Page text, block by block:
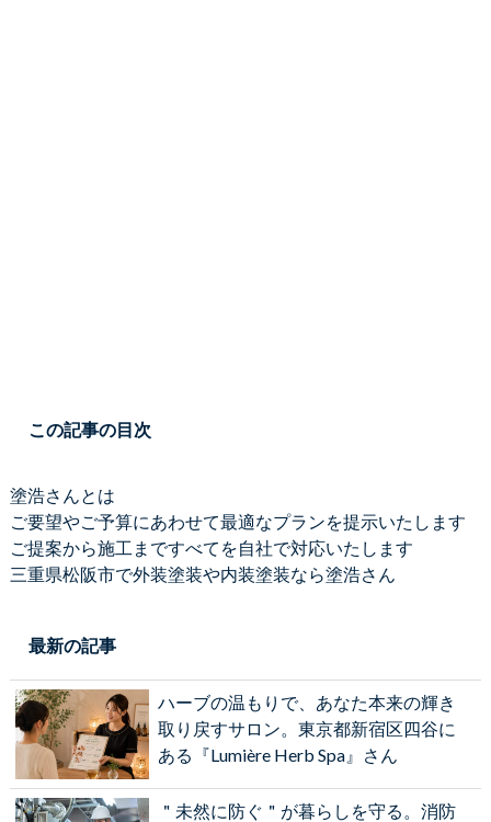
この記事の目次
塗浩さんとは
ご要望やご予算にあわせて最適なプランを提示いたします
ご提案から施工まですべてを自社で対応いたします
三重県松阪市で外装塗装や内装塗装なら塗浩さん
最新の記事
ハーブの温もりで、あなた本来の輝き
取り戻すサロン。東京都新宿区四谷に
ある『Lumière Herb Spa』さん
＂未然に防ぐ＂が暮らしを守る。消防